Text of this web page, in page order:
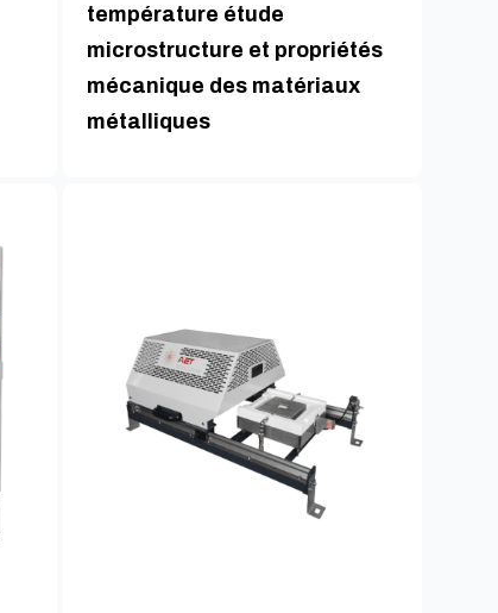
température étude
microstructure et propriétés
mécanique des matériaux
métalliques